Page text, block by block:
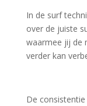
In de surf
over de juiste
waarmee jij de
verder kan
De